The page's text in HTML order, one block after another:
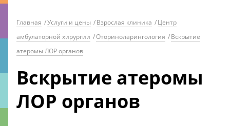
Главная /Услуги и цены /Взрослая клиника /Центр
амбулаторной хирургии /Оториноларингология /Вскрытие
атеромы ЛОР органов
Вскрытие атеромы
ЛОР органов